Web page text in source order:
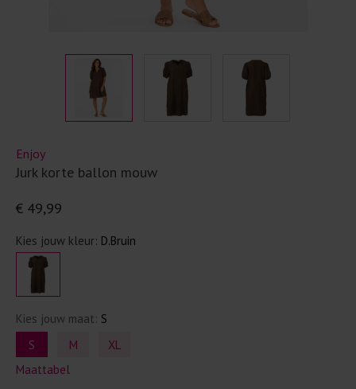
Enjoy
Jurk korte ballon mouw
€ 49,99
Kies jouw kleur: D.Bruin
Kies jouw maat: S
S
M
XL
Maattabel